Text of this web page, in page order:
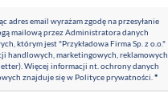
adres email wyrażam zgodę na przesyłanie
mailową przez Administratora danych
którym jest "Przykładowa Firma Sp. z o.o."
handlowych, marketingowych, reklamowych
Więcej informacji nt. ochrony danych
znajduje się w Polityce prywatności *